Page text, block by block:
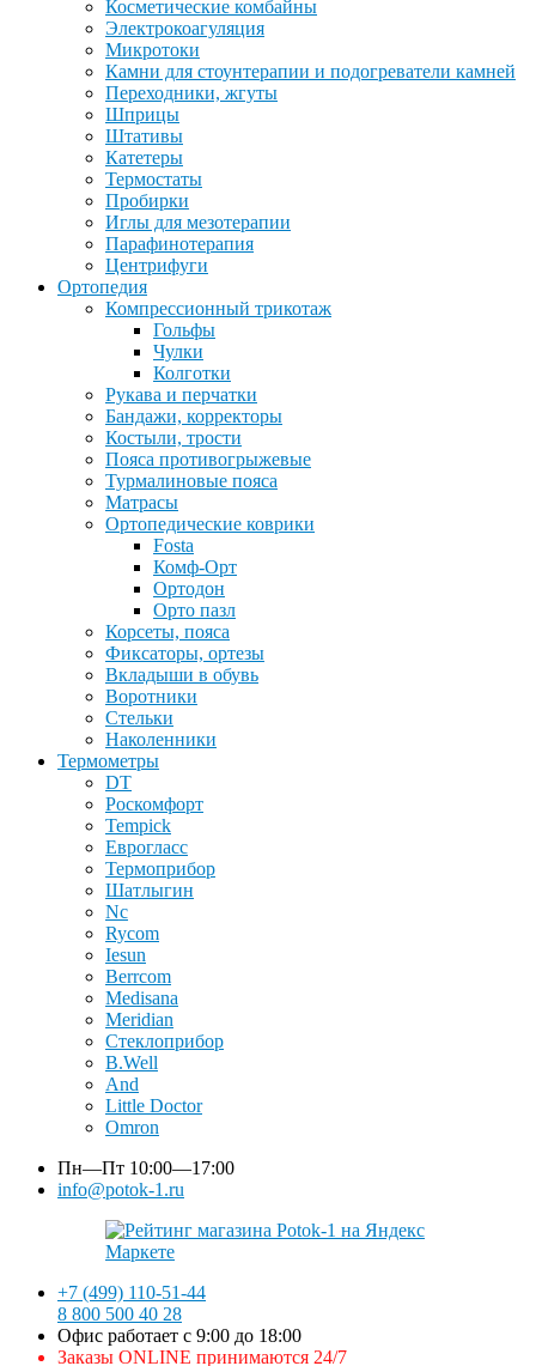
Косметические комбайны
Электрокоагуляция
Микротоки
Камни для стоунтерапии и подогреватели камней
Переходники, жгуты
Шприцы
Штативы
Катетеры
Термостаты
Пробирки
Иглы для мезотерапии
Парафинотерапия
Центрифуги
Ортопедия
Компрессионный трикотаж
Гольфы
Чулки
Колготки
Рукава и перчатки
Бандажи, корректоры
Костыли, трости
Пояса противогрыжевые
Турмалиновые пояса
Матрасы
Ортопедические коврики
Fosta
Комф-Орт
Ортодон
Орто пазл
Корсеты, пояса
Фиксаторы, ортезы
Вкладыши в обувь
Воротники
Стельки
Наколенники
Термометры
DT
Роскомфорт
Tempick
Еврогласс
Термоприбор
Шатлыгин
Nc
Rycom
Iesun
Berrcom
Medisana
Meridian
Стеклоприбор
B.Well
And
Little Doctor
Omron
Пн—Пт 10:00—17:00
info@potok-1.ru
+7 (499) 110-51-44
8 800 500 40 28
Офис работает с 9:00 до 18:00
Заказы ONLINE принимаются 24/7